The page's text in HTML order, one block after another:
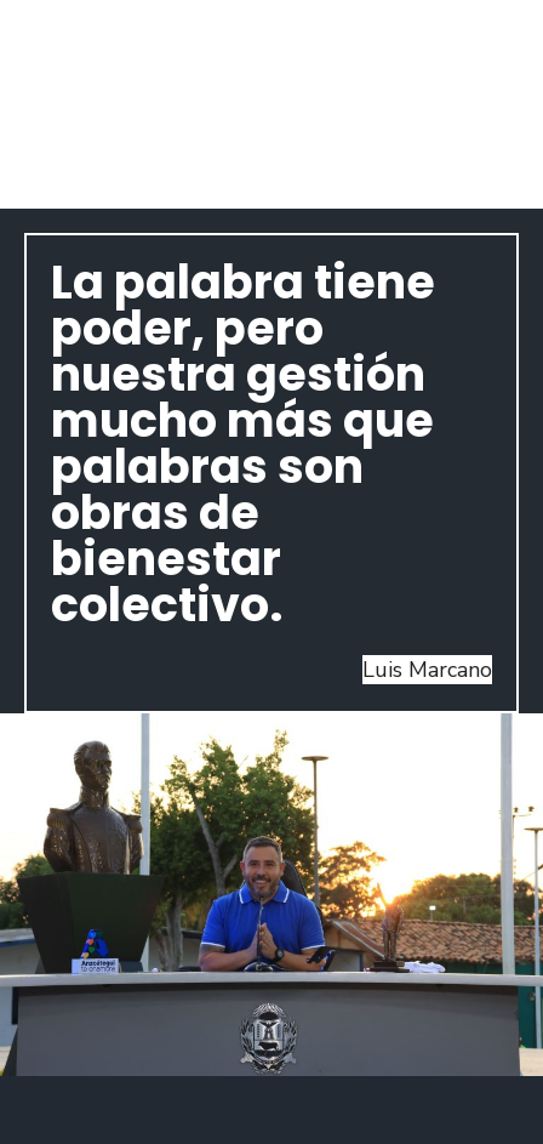
La palabra tiene
poder, pero
nuestra gestión
mucho más que
palabras son
obras de
bienestar
colectivo.
Luis Marcano